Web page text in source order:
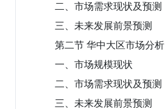
二、市场需求现状及预测
三、未来发展前景预测
第二节 华中大区市场分析
一、市场规模现状
二、市场需求现状及预测
三、未来发展前景预测